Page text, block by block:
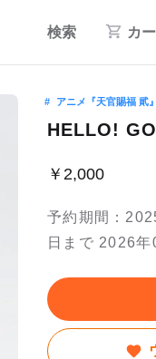
検索 カ
アニメ『天官賜福 貮』
HELLO!
￥2,000
予約期間：
日まで 2026